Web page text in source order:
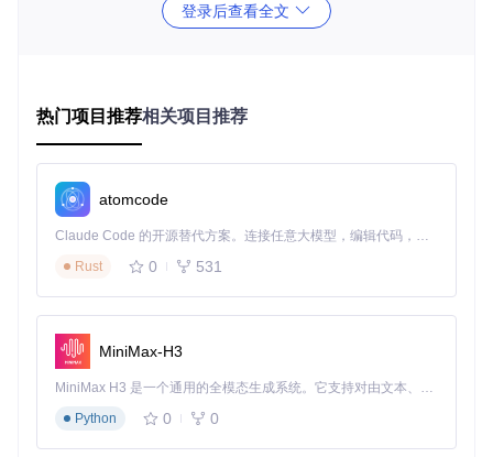
通过配置文件共享实现皮肤方案导入导出
技术架构深度解析
现皮肤修改功能。整个系统由四大核心模块构成，各模块间通
过接口调用协同工作，形成完整的皮肤定制生态。
核心模块架构
ostDataUpdate）实现数据注入
SDK封装层：提供统一的游戏接口访问方式，封装CBaseE
ntity等核心数据结构
GUI系统：基于ImGui实现用户交互界面，提供直观的皮肤
配置面板
配置管理层 ：负责皮肤方案的序列化与持久化存储
用户通过GUI模块发起皮肤变更请求
Hooks模块拦截游戏渲染管线，注入自定义皮肤数据
登录后查看全文
热门项目推荐相关项目推荐
atomcode
Claude Code 的开源替代方案。连接任意大模型，编辑代码，运行命令，自动验证 — 全自动执行。用 Rust 构建，极致性能。 ｜ An open-source alternative to Claude Code. Connect any LLM, edit code, run commands, and verify changes — autonomously. Built in Rust for speed. Get Started
Rust
0 531
MiniMax-H3
MiniMax H3 是一个通用的全模态生成系统。它支持对由文本、图像、视频和音频组成的多模态上下文进行统一理解，并能生成分辨率高达 2K、时长可达 15 秒的带原生立体声音频的视频。得益于面向任务泛化的系统设计，H3 在预训练阶段就已具备广泛的多模态上下文理解与生成能力，能够出色地执行复杂的多模态指令。
Python
0 0